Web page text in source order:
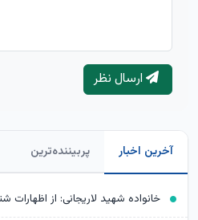
ارسال نظر
آخرین اخبار پربیننده‌ترین